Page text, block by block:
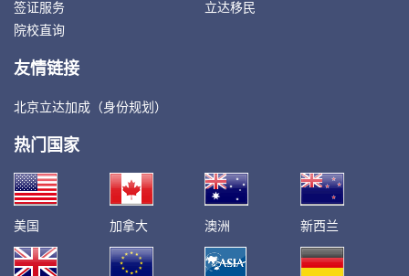
签证服务
立达移民
院校直询
友情链接
北京立达加成（身份规划）
热门国家
美国 加拿大 澳洲 新西兰